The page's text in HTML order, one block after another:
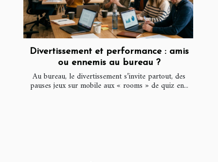
Divertissement et performance : amis
ou ennemis au bureau ?
Au bureau, le divertissement s’invite partout, des
pauses jeux sur mobile aux « rooms » de quiz en...